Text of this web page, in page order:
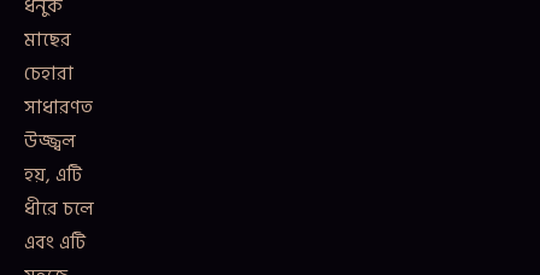
মাছের
চেহারা
সাধারণত
উজ্জ্বল
হয়, এটি
ধীরে চলে
এবং এটি